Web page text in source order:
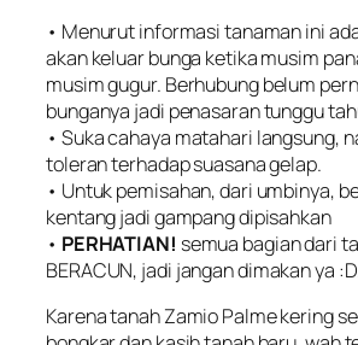
• Menurut informasi tanaman ini
akan keluar bunga ketika musim
musim gugur. Berhubung belum
bunganya jadi penasaran tunggu
• Suka cahaya matahari langsung,
toleran terhadap suasana gelap.
• Untuk pemisahan, dari umbinya,
kentang jadi gampang dipisahkan
• PERHATIAN! semua bagian dari
BERACUN, jadi jangan dimakan ya
Karena tanah Zamio Palme kering